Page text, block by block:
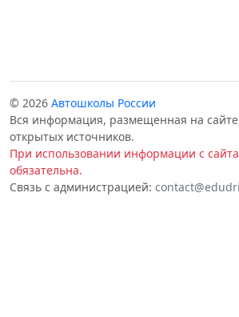
© 2026 Автошколы России
Вся информация, размещенная на
открытых источников.
При использовании информации с
обязательна.
Связь с администрацией: